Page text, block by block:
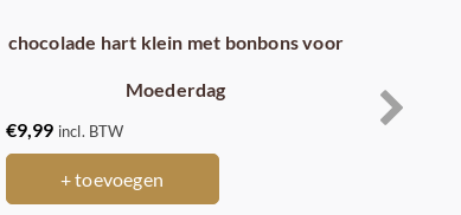
chocolade hart klein met bonbons voor
Moederdag
€9,99 incl. BTW
+ toevoegen
13,99